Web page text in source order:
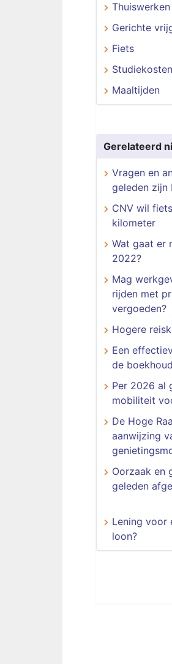
Gerichte
Fiets
Studiekosten
Maaltijden
Gerelateerd
Vragen en
geleden zijn
CNV wil
kilometer
Wat gaat er
2022?
Mag
rijden met
vergoeden?
Hogere
​​​​​​​Een
de
Per 2026 al
mobiliteit
De Hoge
aanwijzing
Oorzaak en
geleden
Lening voor
loon?